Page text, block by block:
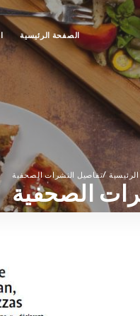
الصفحة الرئيسية
/تفاصيل النشرات الصحفية
الصحفية